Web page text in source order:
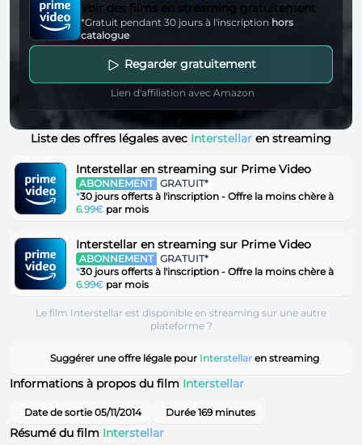
Voir des films en streaming gratuitement
*Gratuit pendant 30 jours à l'inscription hors
catalogue
Regarder gratuitement
Lien d'affiliation avec Amazon
Liste des offres légales avec Interstellar en streaming
Interstellar en streaming sur Prime Video
ABONNEMENT GRATUIT*
*30 jours offerts à l'inscription - Offre la moins chère à
6.99€ par mois
Interstellar en streaming sur Prime Video
ABONNEMENT GRATUIT*
*30 jours offerts à l'inscription - Offre la moins chère à
6.99€ par mois
Le film Interstellar est disponible en streaming sur une autre
plateforme ?
Suggérer une offre légale pour Interstellaren streaming
Informations à propos du film Interstellar
Date de sortie 05/11/2014 Durée 169 minutes
Résumé du film Interstellar